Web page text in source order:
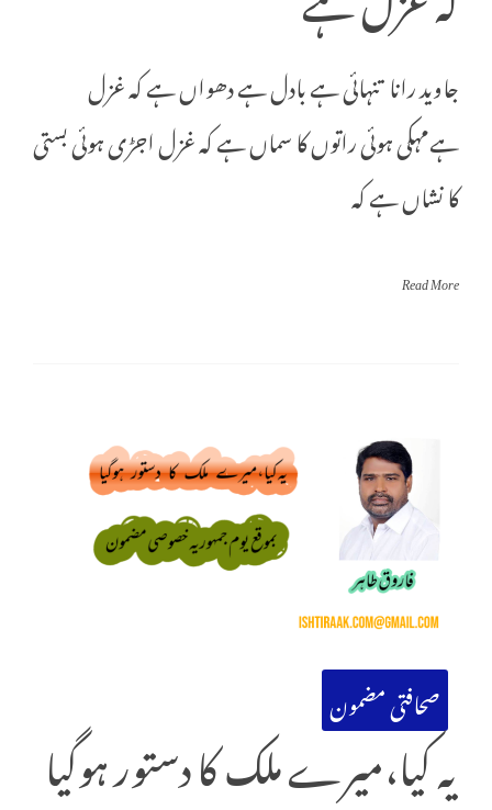
جاوید رانا تنہائی ہے بادل ہے دھواں ہے کہ غزل
ہےمہکی ہوئی راتوں کا سماں ہے کہ غزل اجڑی ہوئی بستی
کا نشاں ہے کہ
Read More
صحافتی مضمون
یہ کیا،میرے ملک کا دستور ہوگیا